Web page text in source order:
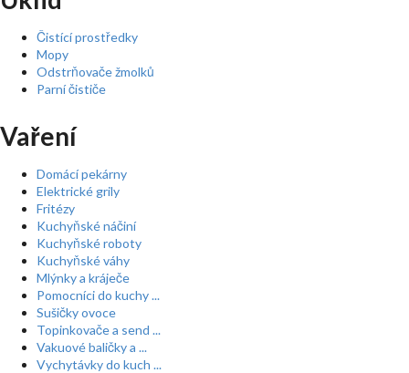
Čistící prostředky
Mopy
Odstrňovače žmolků
Parní čističe
Vaření
Domácí pekárny
Elektrické grily
Fritézy
Kuchyňské náčiní
Kuchyňské roboty
Kuchyňské váhy
Mlýnky a kráječe
Pomocníci do kuchy ...
Sušičky ovoce
Topinkovače a send ...
Vakuové baličky a ...
Vychytávky do kuch ...